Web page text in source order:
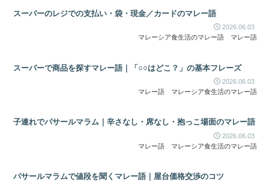
スーパーのレジでの支払い・袋・現金／カードのマレー語
2026.06.03
マレーシア食生活のマレー語
マレー語
スーパーで商品を探すマレー語｜「○○はどこ？」の基本フレーズ
2026.06.03
マレー語
マレーシア食生活のマレー語
子連れでパサールマラム｜辛さなし・席なし・抱っこ場面のマレー語
2026.06.03
マレー語
マレーシア食生活のマレー語
パサールマラムで値段を聞くマレー語｜屋台価格交渉のコツ